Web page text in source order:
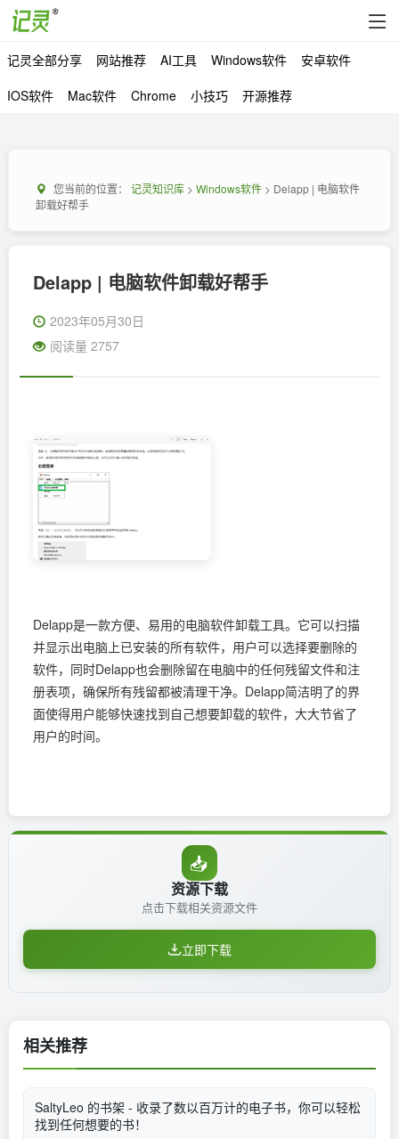
记灵全部分享 网站推荐 AI工具 Windows软件
安卓软件
IOS软件
Mac软件 Chrome 小技巧 开源推荐
您当前的位置： 记灵知识库> Windows软件> Delapp | 电脑软件
卸载好帮手
Delapp | 电脑软件卸载好帮手
2023年05月30日
阅读量 2757
Delapp是一款方便、易用的电脑软件卸载工具。它可以扫描
并显示出电脑上已安装的所有软件，用户可以选择要删除的
软件，同时Delapp也会删除留在电脑中的任何残留文件和注
册表项，确保所有残留都被清理干净。Delapp简洁明了的界
面使得用户能够快速找到自己想要卸载的软件，大大节省了
用户的时间。
📥
资源下载
点击下载相关资源文件
立即下载
相关推荐
SaltyLeo 的书架 - 收录了数以百万计的电子书，你可以轻松
找到任何想要的书！